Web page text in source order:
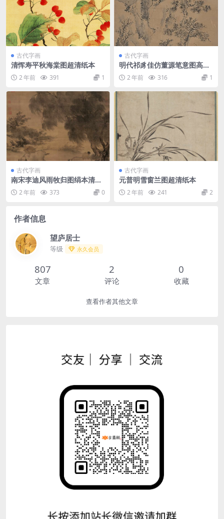
古代字画
清恽寿平秋海棠图超清纸本
2 年前 391 1
古代字画
明代祁豸佳仿董源笔意图高清
绢本2 年前 316 1
古代字画
南宋李迪风雨牧归图绢本清晰
版 2 年前 373 0
古代字画
元普明雪窗兰图超清纸本
2 年前 241 2
作者信息
望庐居士
等级 永久会员
807
文章
2
评论
0
收藏
查看作者其他文章